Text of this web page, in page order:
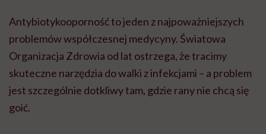
Antybiotykooporność to jeden z najpoważniejszych
problemów współczesnej medycyny. Światowa
Organizacja Zdrowia od lat ostrzega, że tracimy
skuteczne narzędzia do walki z infekcjami – a problem
jest szczególnie dotkliwy tam, gdzie rany nie chcą się
goić.